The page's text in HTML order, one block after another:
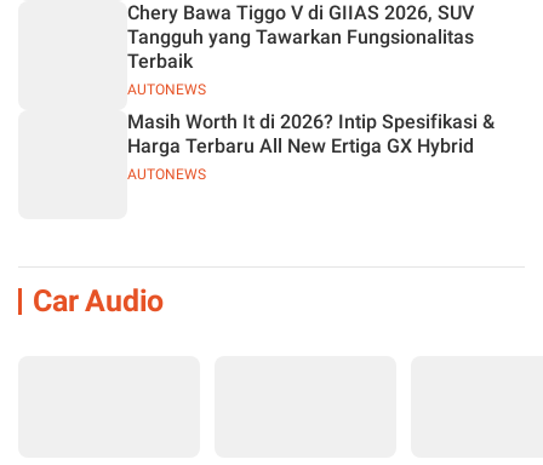
AUTONEWS
Chery Bawa Tiggo V di GIIAS 2026, SUV
Tangguh yang Tawarkan Fungsionalitas
Terbaik
AUTONEWS
Masih Worth It di 2026? Intip Spesifikasi &
Harga Terbaru All New Ertiga GX Hybrid
Car Audio